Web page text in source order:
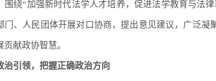
围绕“加强新时代法学人才培养，促进法学教育与法
门、人民团体开展对口协商，提出意见建议，广泛
贡献政协智慧。
治引领，把握正确政治方向